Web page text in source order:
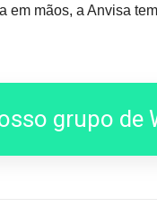
em mãos, a Anvisa
grupo de